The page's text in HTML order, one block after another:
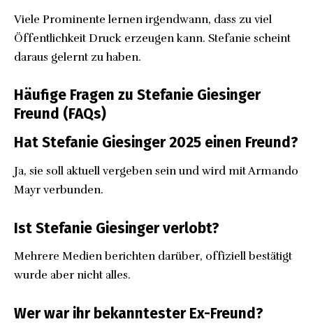
Viele Prominente lernen irgendwann, dass zu viel
Öffentlichkeit Druck erzeugen kann. Stefanie scheint
daraus gelernt zu haben.
Häufige Fragen zu Stefanie Giesinger
Freund (FAQs)
Hat Stefanie Giesinger 2025 einen Freund?
Ja, sie soll aktuell vergeben sein und wird mit Armando
Mayr verbunden.
Ist Stefanie Giesinger verlobt?
Mehrere Medien berichten darüber, offiziell bestätigt
wurde aber nicht alles.
Wer war ihr bekanntester Ex-Freund?